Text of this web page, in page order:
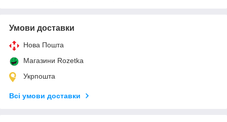
Умови доставки
Нова Пошта
Магазини Rozetka
Укрпошта
Всі умови доставки